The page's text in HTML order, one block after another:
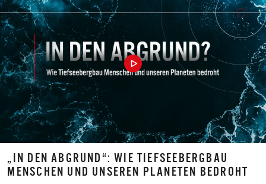
„IN DEN ABGRUND“: WIE TIEFSEEBERGBAU
MENSCHEN UND UNSEREN PLANETEN BEDROHT